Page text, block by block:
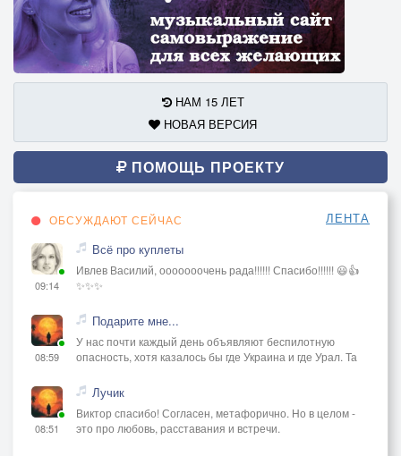
НАМ 15 ЛЕТ
НОВАЯ ВЕРСИЯ
ПОМОЩЬ ПРОЕКТУ
ОБСУЖДАЮТ СЕЙЧАС ЛЕНТА
09:14
Всё про куплеты
Ивлев Василий, ооооооочень рада!!!!!! Спасибо!!!!!! 😃👍
✨✨✨
08:59
Подарите мне...
У нас почти каждый день объявляют беспилотную
опасность, хотя казалось бы где Украина и где Урал. Та
08:51
Лучик
Виктор спасибо! Согласен, метафорично. Но в целом -
это про любовь, расставания и встречи.